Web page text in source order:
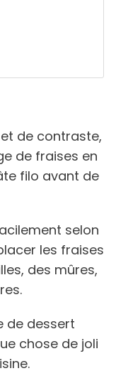
de contraste,
de fraises en
filo avant de
selon
les fraises
des mûres,
de dessert
chose de joli